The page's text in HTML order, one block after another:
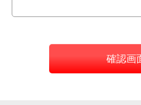
確認画